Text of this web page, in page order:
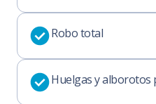
Robo total
Huelgas y alborotos